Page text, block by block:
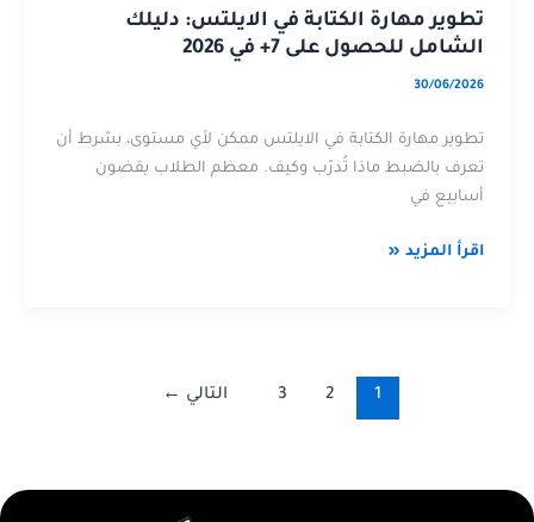
تطوير مهارة الكتابة في الايلتس: دليلك
الشامل للحصول على 7+ في 2026
30/06/2026
تطوير مهارة الكتابة في الايلتس ممكن لأي مستوى، بشرط أن
تعرف بالضبط ماذا تُدرّب وكيف. معظم الطلاب يقضون
أسابيع في
7+
في
اقرأ المزيد «
على
7+
1
2
3 التالي ←